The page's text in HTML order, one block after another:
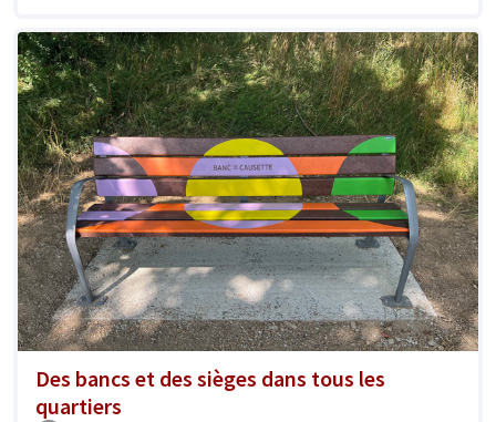
Des bancs et des sièges dans tous les
quartiers